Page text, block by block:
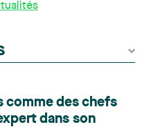
comme des chefs
dans son